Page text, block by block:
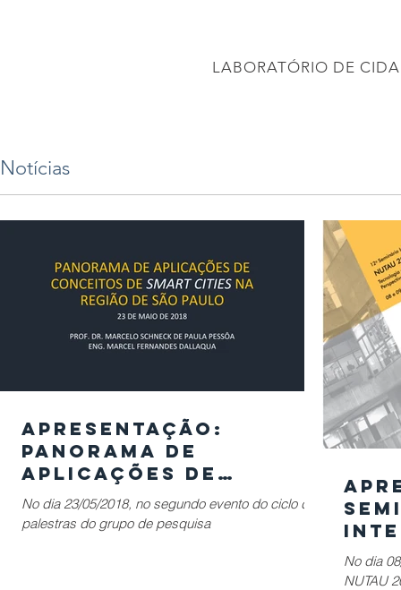
LABORATÓRIO DE
Notícias
Apresentação:
PANORAMA DE
APLICAÇÕES DE
CONCEITOS DE SMART
CITIES NA REGIÃO DE
No dia 23/05/2018, no segundo evento do ciclo de
palestras do grupo de pesquisa
No dia
NUTAU